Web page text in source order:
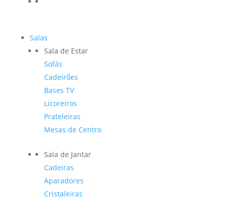
Salas
Sala de Estar
Sofás
Cadeirões
Bases TV
Licoreiros
Prateleiras
Mesas de Centro
Sala de Jantar
Cadeiras
Aparadores
Cristaleiras